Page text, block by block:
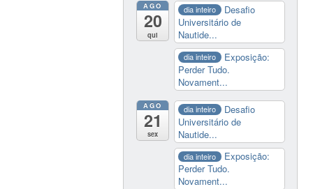
AGO
20
qui
dia inteiro
Desafio
Universitário de
Nautide...
dia inteiro
Exposição:
Perder Tudo.
Novament...
AGO
21
sex
dia inteiro
Desafio
Universitário de
Nautide...
dia inteiro
Exposição:
Perder Tudo.
Novament...